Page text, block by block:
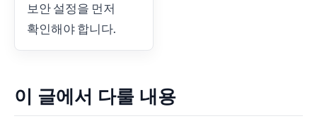
보안 설정을 먼저
확인해야 합니다.
이 글에서 다룰 내용